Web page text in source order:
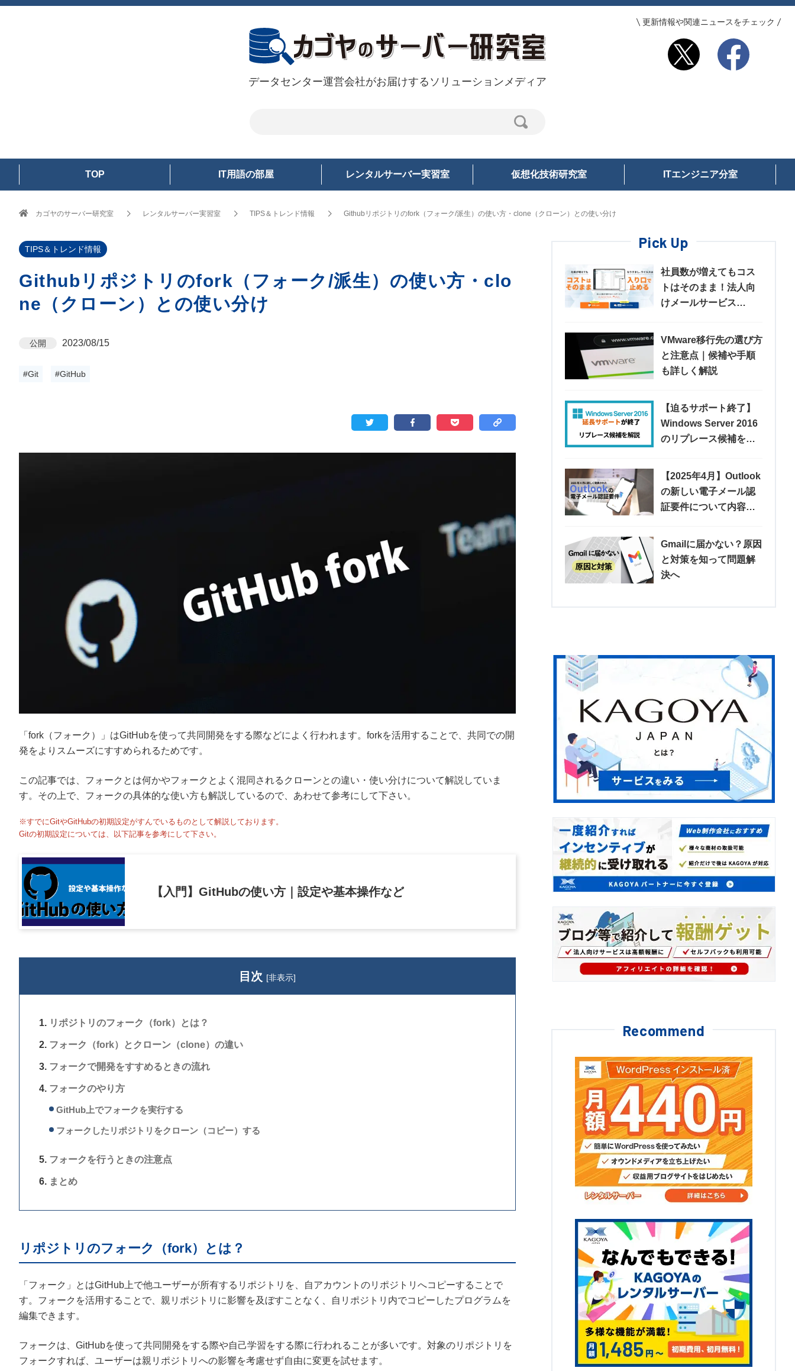
データセンター運営会社がお届けするソリューションメディア
更新情報や関連ニュースをチェック
TOP IT用語の部屋 レンタルサーバー実習室 仮想化技術研究室 ITエンジニア分室
カゴヤのサーバー研究室 レンタルサーバー実習室 TIPS＆トレンド情報 Githubリポジトリのfork（フォーク/派生）の使い方・clone（クローン）との使い分け
TIPS＆トレンド情報
Githubリポジトリのfork（フォーク/派生）の使い方・clo
ne（クローン）との使い分け
公開 2023/08/15
#Git #GitHub
「fork（フォーク）」はGitHubを使って共同開発をする際などによく行われます。forkを活用することで、共同での開
発をよりスムーズにすすめられるためです。
この記事では、フォークとは何かやフォークとよく混同されるクローンとの違い・使い分けについて解説していま
す。その上で、フォークの具体的な使い方も解説しているので、あわせて参考にして下さい。
※すでにGitやGitHubの初期設定がすんでいるものとして解説しております。
Gitの初期設定については、以下記事を参考にして下さい。
【入門】GitHubの使い方｜設定や基本操作など
目次 [非表示]
リポジトリのフォーク（fork）とは？
フォーク（fork）とクローン（clone）の違い
フォークで開発をすすめるときの流れ
フォークのやり方
GitHub上でフォークを実行する
フォークしたリポジトリをクローン（コピー）する
フォークを行うときの注意点
まとめ
リポジトリのフォーク（fork）とは？
「フォーク」とはGitHub上で他ユーザーが所有するリポジトリを、自アカウントのリポジトリへコピーすることで
す。フォークを活用することで、親リポジトリに影響を及ぼすことなく、自リポジトリ内でコピーしたプログラムを
編集できます。
フォークは、GitHubを使って共同開発をする際や自己学習をする際に行われることが多いです。対象のリポジトリを
フォークすれば、ユーザーは親リポジトリへの影響を考慮せず自由に変更を試せます。
Pick Up
社員数が増えてもコス
トはそのまま！法人向
けメールサービス
VMware移行先の選び方
と注意点｜候補や手順
も詳しく解説
【迫るサポート終了】
Windows Server 2016
のリプレース候補を紹
【2025年4月】Outlook
の新しい電子メール認
証要件について内容や
Gmailに届かない？原因
と対策を知って問題解
決へ
Recommend